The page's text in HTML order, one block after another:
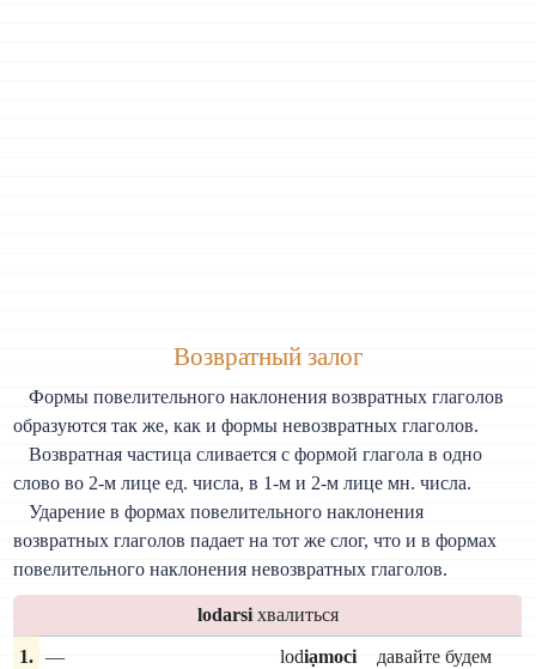
Возвратный залог
Формы повелительного наклонения возвратных глаголов
образуются так же, как и формы невозвратных глаголов.
Возвратная частица сливается с формой глагола в одно
слово во 2-м лице ед. числа, в 1-м и 2-м лице мн. числа.
Ударение в формах повелительного наклонения
возвратных глаголов падает на тот же слог, что и в формах
повелительного наклонения невозвратных глаголов.
lodarsiхвалиться
1. — lodiạmoci
давайте будем